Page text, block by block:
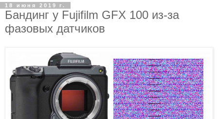
18 июня 2019 г.
Бандинг у Fujifilm GFX 100 из-за
фазовых датчиков